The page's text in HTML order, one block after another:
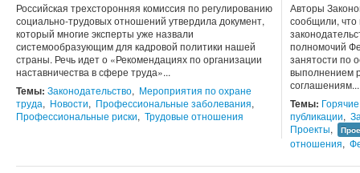
Российская трехсторонняя комиссия по регулированию
социально-трудовых отношений утвердила документ,
который многие эксперты уже назвали
системообразующим для кадровой политики нашей
страны. Речь идет о «Рекомендациях по организации
наставничества в сфере труда»...
Темы: Законодательство, Мероприятия по охране
труда, Новости, Профессиональные заболевания,
Профессиональные риски, Трудовые отношения
Авторы
сообщили,
полномочий
занятости по
выполнением
соглашениям...
Темы:
публикации,
Проекты,
отношения,